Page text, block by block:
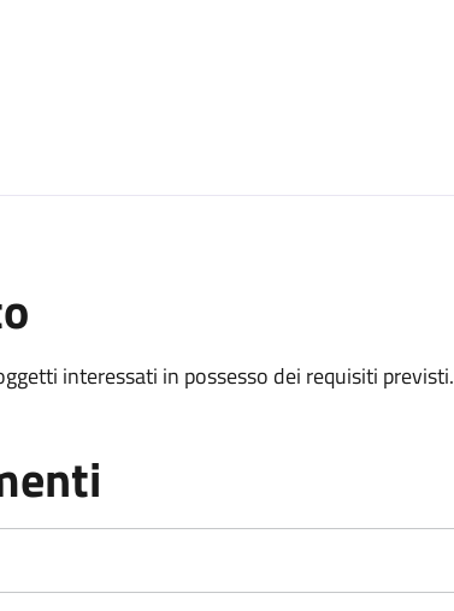
interessati in possesso dei requisiti previsti.